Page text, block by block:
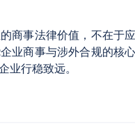
商事法律价值，不在于
业商事与涉外合规的核
业行稳致远。